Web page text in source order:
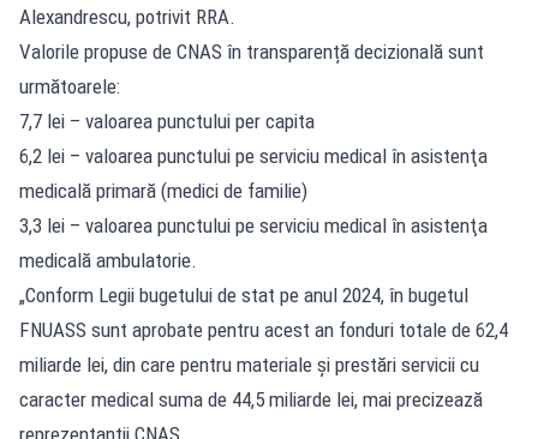
Alexandrescu, potrivit RRA.
Valorile propuse de CNAS în transparență decizională sunt
următoarele:
7,7 lei – valoarea punctului per capita
6,2 lei – valoarea punctului pe serviciu medical în asistenţa
medicală primară (medici de familie)
3,3 lei – valoarea punctului pe serviciu medical în asistenţa
medicală ambulatorie.
„Conform Legii bugetului de stat pe anul 2024, în bugetul
FNUASS sunt aprobate pentru acest an fonduri totale de 62,4
miliarde lei, din care pentru materiale și prestări servicii cu
caracter medical suma de 44,5 miliarde lei, mai precizează
reprezentanții CNAS.